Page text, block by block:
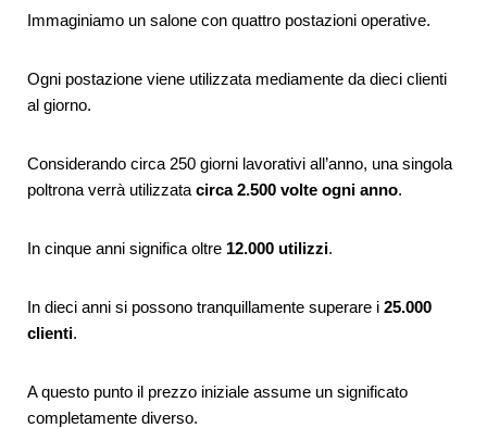
Immaginiamo un salone con quattro postazioni operative.
Ogni postazione viene utilizzata mediamente da dieci clienti
al giorno.
Considerando circa 250 giorni lavorativi all’anno, una singola
poltrona verrà utilizzata circa 2.500 volte ogni anno.
In cinque anni significa oltre 12.000 utilizzi.
In dieci anni si possono tranquillamente superare i 25.000
clienti.
A questo punto il prezzo iniziale assume un significato
completamente diverso.